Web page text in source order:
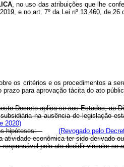
, no uso das atribuições que lhe
e no art. 7º da Lei nº 13.460, de 26
os critérios e os procedimentos a
para aprovação tácita do ato
Decreto aplica-se aos Estados,
na ausência de legislação
2020)
hipóteses:
(Revogado pelo
atividade econômica ter sido derivado
responsável pelo ato decidir vincular-se